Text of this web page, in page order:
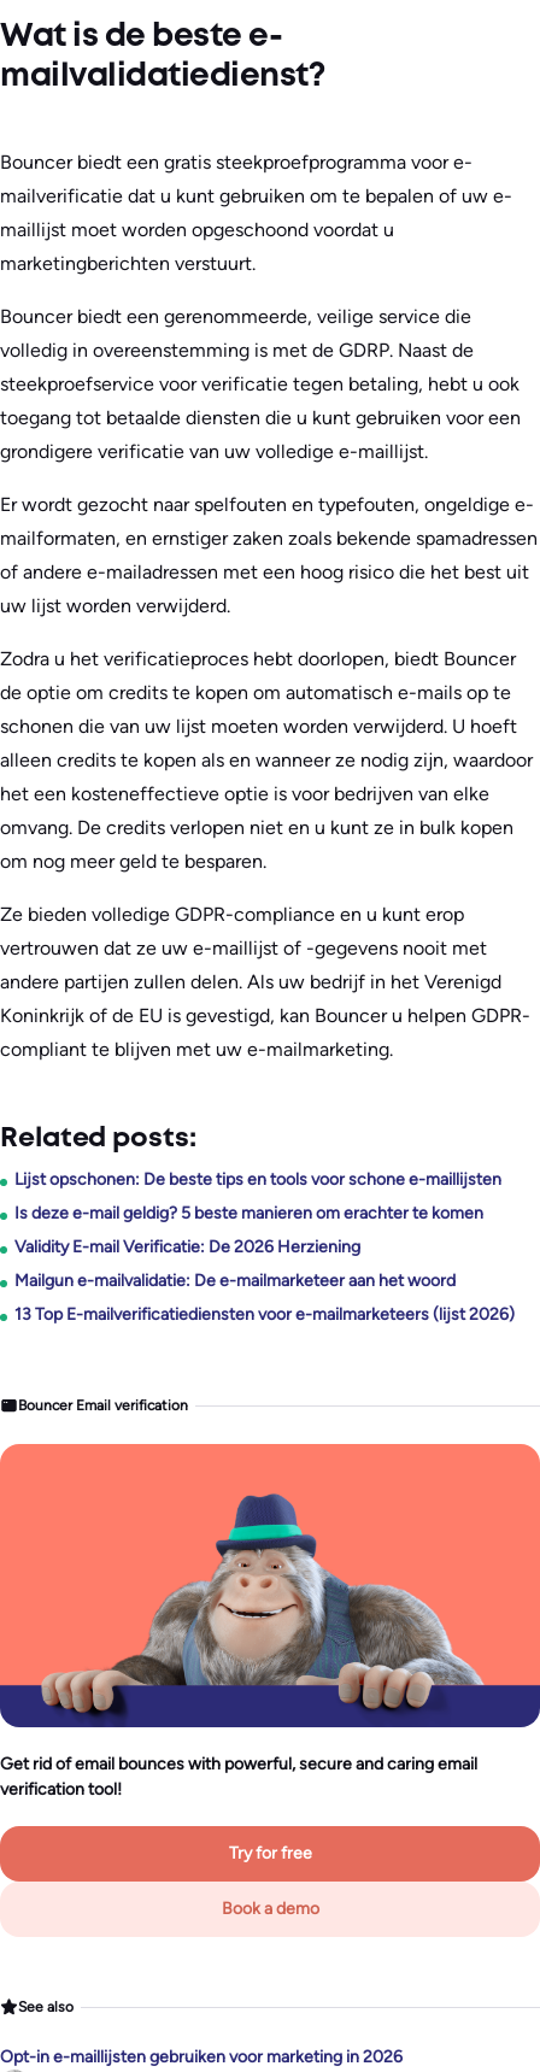
Wat is de beste e-
mailvalidatiedienst?
Bouncer biedt een gratis steekproefprogramma voor e-
mailverificatie dat u kunt gebruiken om te bepalen of uw e-
maillijst moet worden opgeschoond voordat u
marketingberichten verstuurt.
Bouncer biedt een gerenommeerde, veilige service die
volledig in overeenstemming is met de GDRP. Naast de
steekproefservice voor verificatie tegen betaling, hebt u ook
toegang tot betaalde diensten die u kunt gebruiken voor een
grondigere verificatie van uw volledige e-maillijst.
Er wordt gezocht naar spelfouten en typefouten, ongeldige e-
mailformaten, en ernstiger zaken zoals bekende spamadressen
of andere e-mailadressen met een hoog risico die het best uit
uw lijst worden verwijderd.
Zodra u het verificatieproces hebt doorlopen, biedt Bouncer
de optie om credits te kopen om automatisch e-mails op te
schonen die van uw lijst moeten worden verwijderd. U hoeft
alleen credits te kopen als en wanneer ze nodig zijn, waardoor
het een kosteneffectieve optie is voor bedrijven van elke
omvang. De credits verlopen niet en u kunt ze in bulk kopen
om nog meer geld te besparen.
Ze bieden volledige GDPR-compliance en u kunt erop
vertrouwen dat ze uw e-maillijst of -gegevens nooit met
andere partijen zullen delen. Als uw bedrijf in het Verenigd
Koninkrijk of de EU is gevestigd, kan Bouncer u helpen GDPR-
compliant te blijven met uw e-mailmarketing.
Related posts:
Lijst opschonen: De beste tips en tools voor schone e-maillijsten
Is deze e-mail geldig? 5 beste manieren om erachter te komen
Validity E-mail Verificatie: De 2026 Herziening
Mailgun e-mailvalidatie: De e-mailmarketeer aan het woord
13 Top E-mailverificatiediensten voor e-mailmarketeers (lijst 2026)
Bouncer Email verification
Get rid of email bounces with powerful, secure and caring email
verification tool!
Try for free
Book a demo
See also
Opt-in e-maillijsten gebruiken voor marketing in 2026